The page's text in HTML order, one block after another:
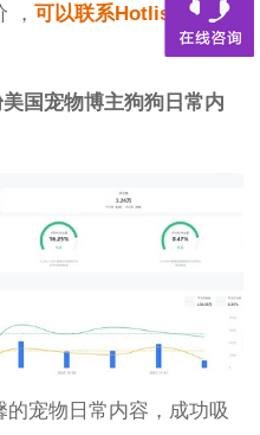
， 可以联系Hotlist在线客
国宠物博主狗狗日常内
宠物日常内容，成功吸